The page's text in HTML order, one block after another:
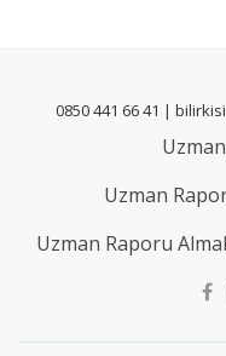
0850 441 66 41 |
Uzman
Uzman Raporu